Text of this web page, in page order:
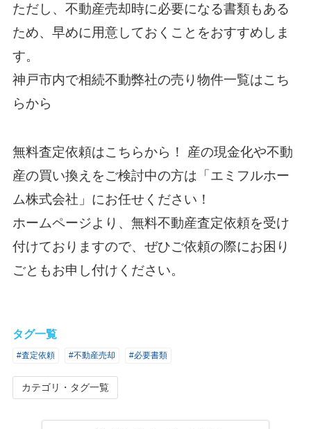
ただし、不動産売却時に必要になる書類もある
ため、早めに用意しておくことをおすすめしま
す。
神戸市内で相続不動弊社の売り物件一覧はこち
らから
無料査定依頼はこちらから！
産の現金化や不動
産の買い換えをご検討中の方は「エミフルホー
ム株式会社」にお任せください！
ホームページより、無料不動産査定依頼を受け
付けておりますので、ぜひご依頼の際にお困り
ごともお申し付けください。
タグ一覧
#査定依頼 #不動産売却 #必要書類
カテゴリ・タグ一覧